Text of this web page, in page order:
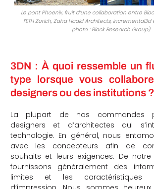
Le pont Phoenix, fruit d’une collaboration entre
l’ETH Zurich, Zaha Hadid Architects,
photo : Block Research Group)
3DN : À quoi ressemble un
type lorsque vous
designers ou des institutions ?
La plupart de nos commandes
designers et d’architectes qui
technologie. En général, nous
avec les concepteurs afin de
souhaits et leurs exigences. De
fournissons généralement des
limites et les caractéristiques